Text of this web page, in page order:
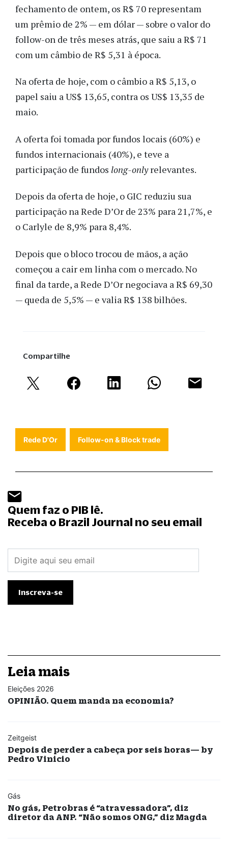
fechamento de ontem, os R$ 70 representam
um prêmio de 2% — em dólar — sobre o valor do
follow-on de três meses atrás, que saiu a R$ 71
com um câmbio de R$ 5,31 à época.
Na oferta de hoje, com o câmbio a R$ 5,13, o
papel saiu a US$ 13,65, contra os US$ 13,35 de
maio.
A oferta foi tomada por fundos locais (60%) e
fundos internacionais (40%), e teve a
participação de fundos long-onlyrelevantes.
Depois da oferta de hoje, o GIC reduziu sua
participação na Rede D’Or de 23% para 21,7%, e
o Carlyle de 8,9% para 8,4%.
Depois que o bloco trocou de mãos, a ação
começou a cair em linha com o mercado. No
final da tarde, a Rede D’Or negociava a R$ 69,30
— queda de 5,5% — e valia R$ 138 bilhões.
Compartilhe
Rede D'Or Follow-on & Block trade
Quem faz o PIB lê.
Receba o Brazil Journal no seu email
Leia mais
Eleições 2026
OPINIÃO. Quem manda na economia?
Zeitgeist
Depois de perder a cabeça por seis horas— by
Pedro Vinicio
Gás
No gás, Petrobras é “atravessadora”, diz
diretor da ANP. “Não somos ONG,” diz Magda